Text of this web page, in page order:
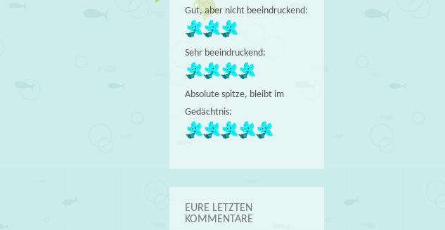
Gut, aber nicht beeindruckend:
Sehr beeindruckend:
Absolute spitze, bleibt im
Gedächtnis:
EURE LETZTEN
KOMMENTARE